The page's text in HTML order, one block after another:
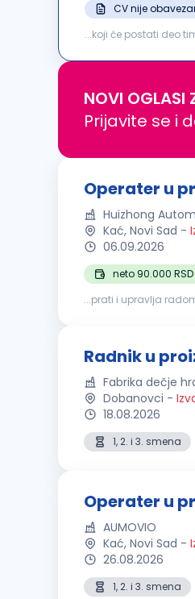
CV nije
...koji će postati deo
NOVI OGLASI
Prijavite se i
Operater u
Huizhong
Kać, Novi Sad -
06.09.2026
neto 90.000
...prati i upravlja
Radnik u
Fabrika dečje
Dobanovci -
18.08.2026
1, 2. i 3. smena
Operater u
AUMOVIO
Kać, Novi Sad -
26.08.2026
1, 2. i 3. smena